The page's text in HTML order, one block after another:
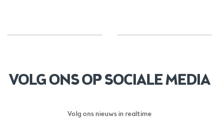
VOLG ONS OP SOCIALE MEDIA
Volg ons nieuws in realtime